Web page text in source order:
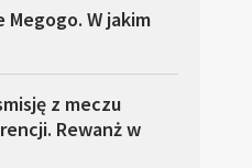
W jakim
z meczu
Rewanż w